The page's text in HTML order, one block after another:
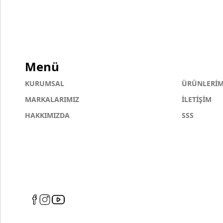
Menü
KURUMSAL
MARKALARIMIZ
İLETİŞİM
HAKKIMIZDA
SSS